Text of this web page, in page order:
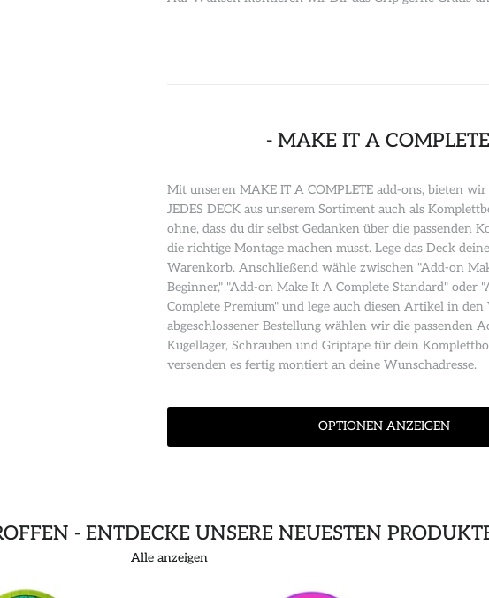
- MAKE IT A
Mit unseren MAKE IT A COMPLETE add-ons, bieten
JEDES DECK aus unserem Sortiment auch als
ohne, dass du dir selbst Gedanken über die passenden
die richtige Montage machen musst. Lege das Deck
Warenkorb. Anschließend wähle zwischen "Add-on
Beginner," "Add-on Make It A Complete Standard" oder
Complete Premium" und lege auch diesen Artikel in
abgeschlossener Bestellung wählen wir die passenden
Kugellager, Schrauben und Griptape für dein
versenden es fertig montiert an deine Wunschadresse.
OPTIONEN ANZEIGEN
- ENTDECKE UNSERE NEUESTEN
Alle anzeigen